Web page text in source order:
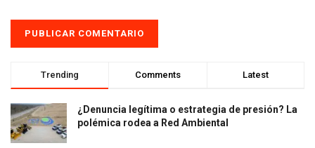
Trending Comments Latest
¿Denuncia legítima o estrategia de presión? La
polémica rodea a Red Ambiental